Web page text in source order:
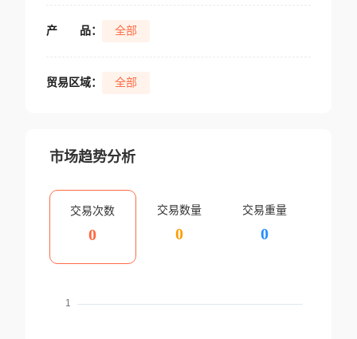
产 品： 全部
贸易区域： 全部
市场趋势分析
交易次数
0
交易数量
0
交易重量
0